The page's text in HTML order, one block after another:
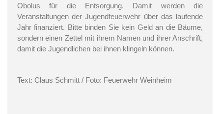
Obolus für die Entsorgung. Damit werden die
Veranstaltungen der Jugendfeuerwehr über das laufende
Jahr finanziert. Bitte binden Sie kein Geld an die Bäume,
sondern einen Zettel mit ihrem Namen und ihrer Anschrift,
damit die Jugendlichen bei ihnen klingeln können.
Text: Claus Schmitt / Foto: Feuerwehr Weinheim